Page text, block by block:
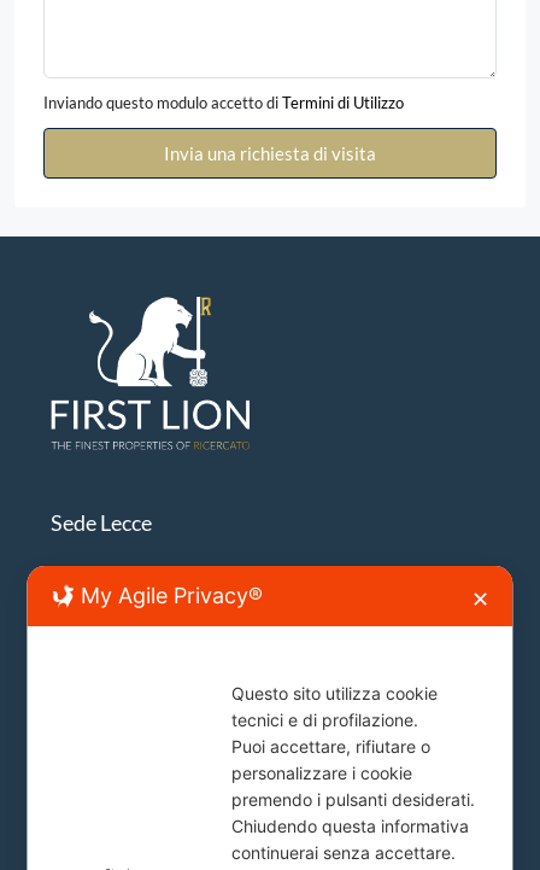
Inviando questo modulo accetto diTermini di Utilizzo
Invia una richiesta di visita
Sede Lecce
info@firstlion.it
My Agile Privacy® ✕
Questo sito utilizza cookie
tecnici e di profilazione.
Puoi accettare, rifiutare o
personalizzare i cookie
premendo i pulsanti desiderati.
Chiudendo questa informativa
continuerai senza accettare.